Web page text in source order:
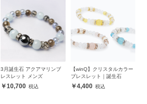
3月誕生石 アクアマリンブ
レスレット メンズ
10,700
【winQ】クリスタルカラー
ブレスレット｜誕生石
4,400